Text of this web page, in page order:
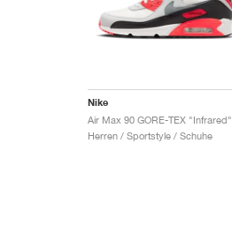
Nike
Air Max 90 GORE-TEX "Infrared"
Herren / Sportstyle / Schuhe